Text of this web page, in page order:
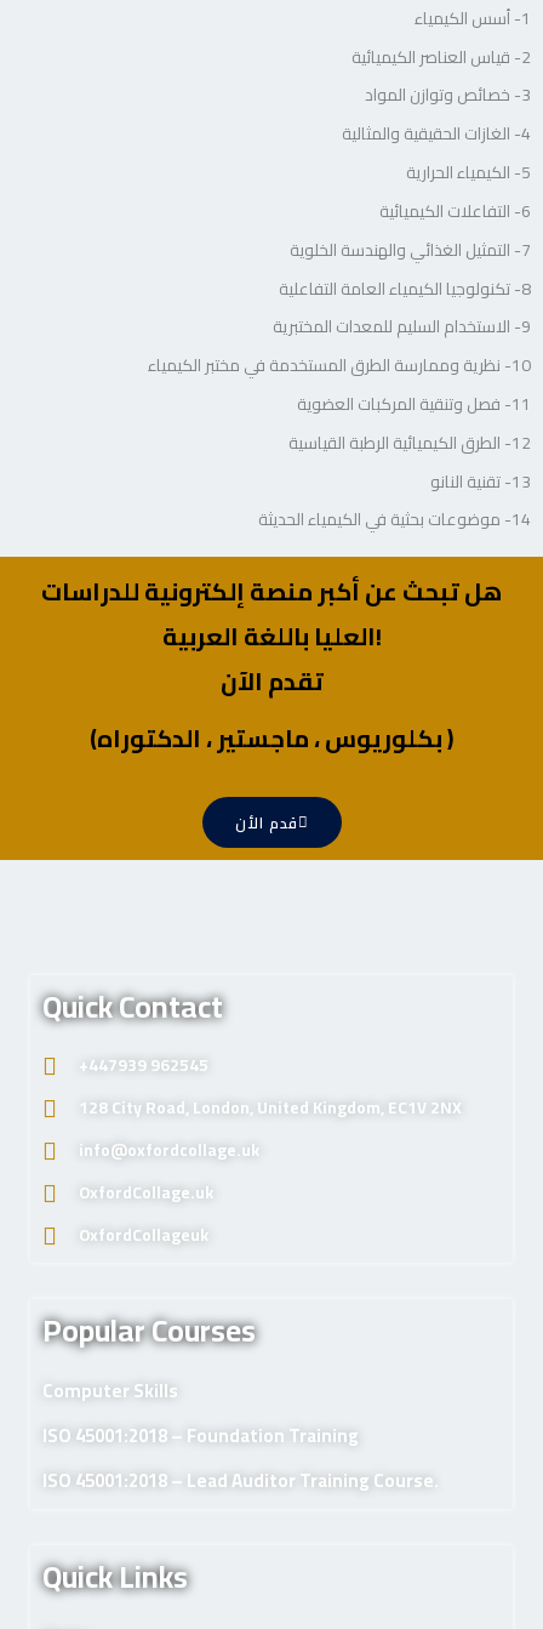
1- أسس الكيمياء
2- قياس العناصر الكيميائية
3- خصائص وتوازن المواد
4- الغازات الحقيقية والمثالية
5- الكيمياء الحرارية
6- التفاعلات الكيميائية
7- التمثيل الغذائي والهندسة الخلوية
8- تكنولوجيا الكيمياء العامة التفاعلية
9- الاستخدام السليم للمعدات المختبرية
10- نظرية وممارسة الطرق المستخدمة في مختبر الكيمياء
11- فصل وتنقية المركبات العضوية
12- الطرق الكيميائية الرطبة القياسية
13- تقنية النانو
14- موضوعات بحثية في الكيمياء الحديثة
هل تبحث عن أكبر منصة إلكترونية للدراسات
العليا باللغة العربية!
تقدم الآن
(بكلوريوس ، ماجستير ، الدكتوراه )
قدم الأن
Quick Contact
+447939 962545
128 City Road, London, United Kingdom, EC1V 2NX
info@oxfordcollage.uk
OxfordCollage.uk
OxfordCollageuk
Popular Courses
Computer Skills
ISO 45001:2018 – Foundation Training
ISO 45001:2018 – Lead Auditor Training Course.
Quick Links